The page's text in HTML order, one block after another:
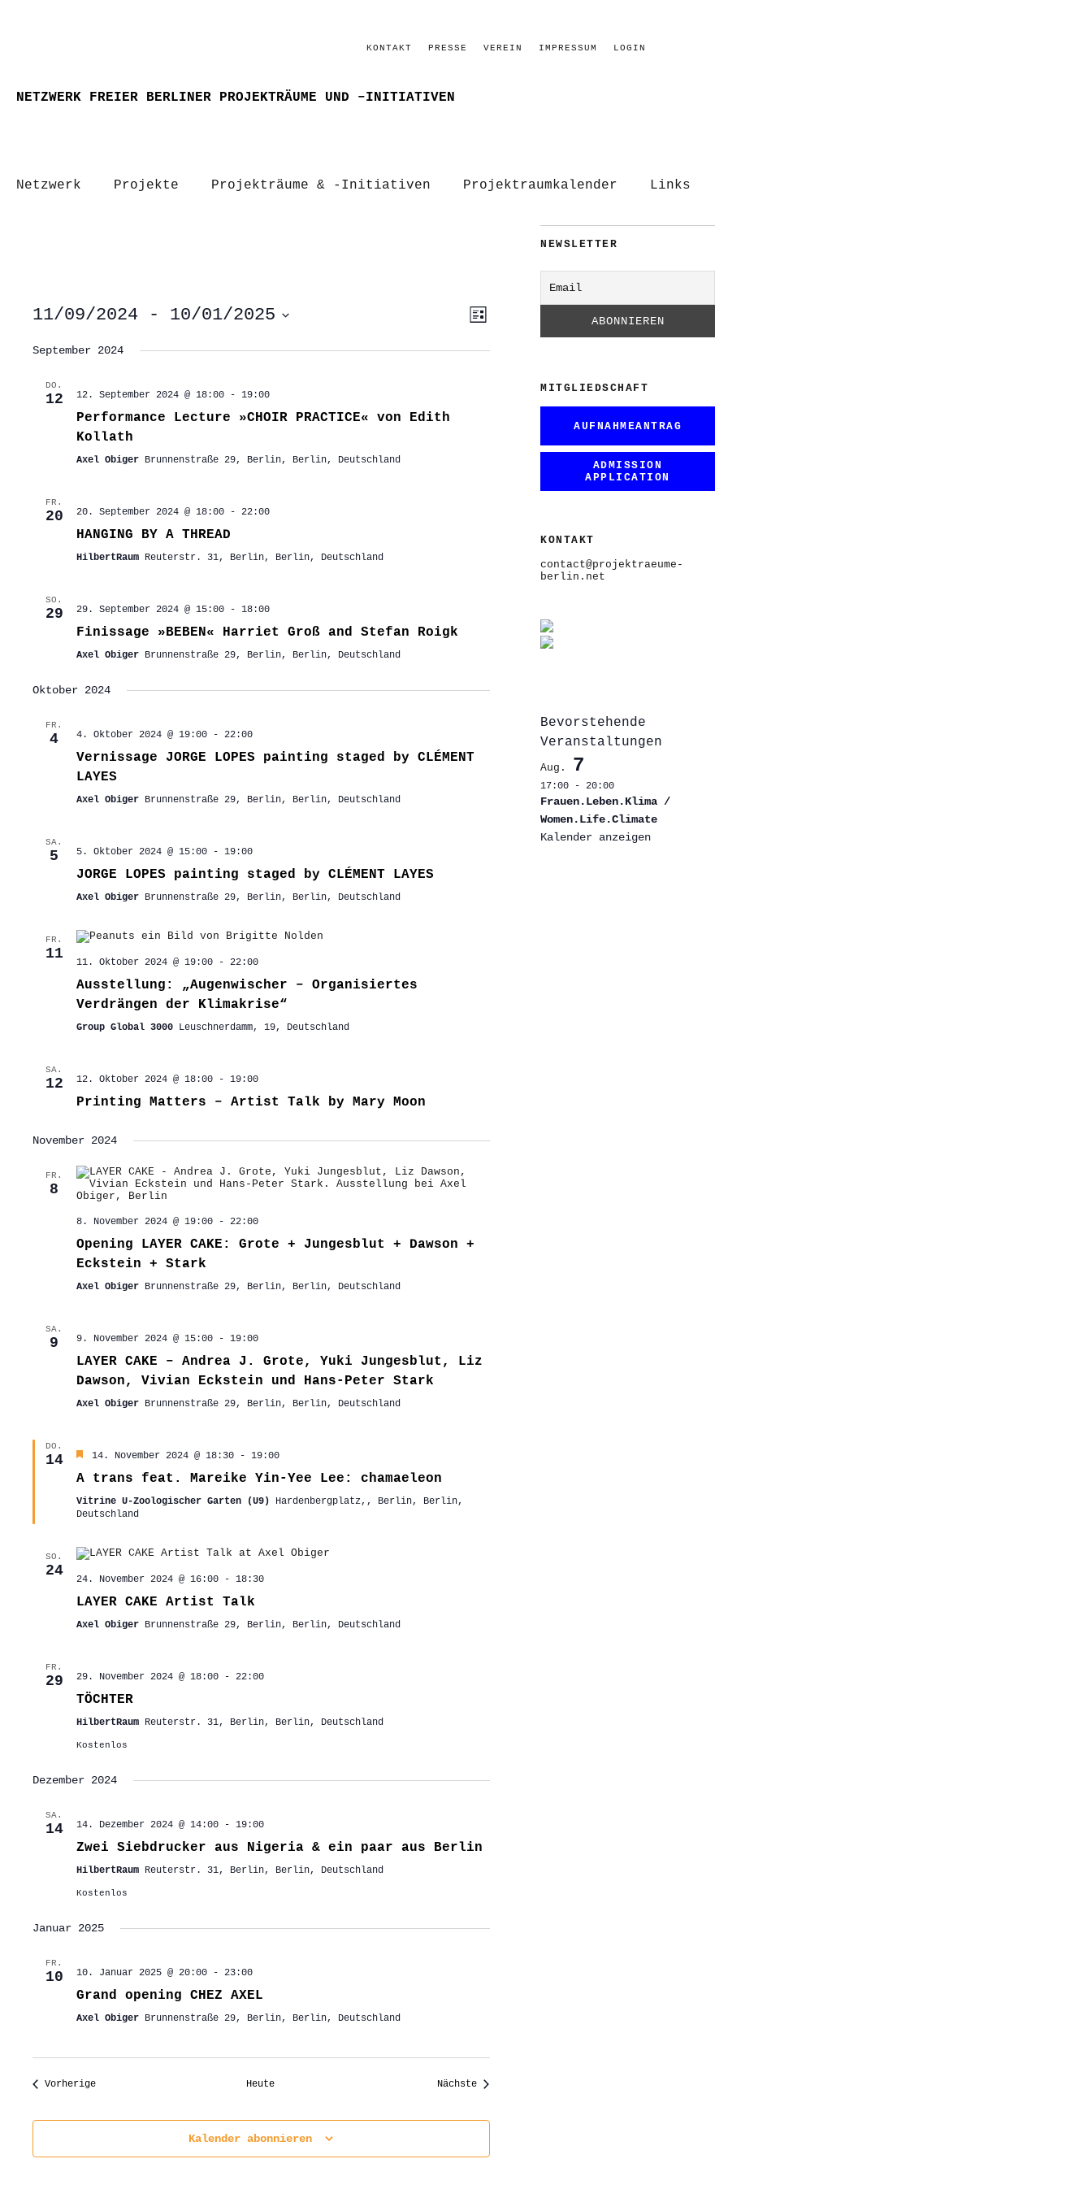
KONTAKT PRESSE VEREIN IMPRESSUM LOGIN
NETZWERK FREIER BERLINER PROJEKTRÄUME UND –INITIATIVEN
Netzwerk Projekte Projekträume & -Initiativen Projektraumkalender Links
ANSICHTEN-
NAVIGATION
VERANSTALTUNG
ANSICHTEN-
Liste
11/09/2024 - 10/01/2025
wählen.
September 2024
DO.
12 12. September 2024 @ 18:00- 19:00
Performance Lecture »CHOIR PRACTICE« von Edith
Kollath
Axel Obiger Brunnenstraße 29, Berlin, Berlin, Deutschland
FR.
20 20. September 2024 @ 18:00- 22:00
HANGING BY A THREAD
HilbertRaum Reuterstr. 31, Berlin, Berlin, Deutschland
SO.
29 29. September 2024 @ 15:00- 18:00
Finissage »BEBEN« Harriet Groß and Stefan Roigk
Axel Obiger Brunnenstraße 29, Berlin, Berlin, Deutschland
Oktober 2024
FR.
4 4. Oktober 2024 @ 19:00- 22:00
Vernissage JORGE LOPES painting staged by CLÉMENT
LAYES
Axel Obiger Brunnenstraße 29, Berlin, Berlin, Deutschland
SA.
5 5. Oktober 2024 @ 15:00- 19:00
JORGE LOPES painting staged by CLÉMENT LAYES
Axel Obiger Brunnenstraße 29, Berlin, Berlin, Deutschland
FR.
11
11. Oktober 2024 @ 19:00- 22:00
Ausstellung: „Augenwischer – Organisiertes
Verdrängen der Klimakrise“
Group Global 3000 Leuschnerdamm, 19, Deutschland
SA.
12 12. Oktober 2024 @ 18:00- 19:00
Printing Matters – Artist Talk by Mary Moon
November 2024
FR.
8
8. November 2024 @ 19:00- 22:00
Opening LAYER CAKE: Grote + Jungesblut + Dawson +
Eckstein + Stark
Axel Obiger Brunnenstraße 29, Berlin, Berlin, Deutschland
SA.
9 9. November 2024 @ 15:00- 19:00
LAYER CAKE – Andrea J. Grote, Yuki Jungesblut, Liz
Dawson, Vivian Eckstein und Hans-Peter Stark
Axel Obiger Brunnenstraße 29, Berlin, Berlin, Deutschland
DO.
14 Hervorgehoben
14. November 2024 @ 18:30- 19:00
A trans feat. Mareike Yin-Yee Lee: chamaeleon
Vitrine U-Zoologischer Garten (U9)
Hardenbergplatz,, Berlin, Berlin,
Deutschland
SO.
24
24. November 2024 @ 16:00- 18:30
LAYER CAKE Artist Talk
Axel Obiger Brunnenstraße 29, Berlin, Berlin, Deutschland
FR.
29 29. November 2024 @ 18:00- 22:00
TÖCHTER
HilbertRaum Reuterstr. 31, Berlin, Berlin, Deutschland
Kostenlos
Dezember 2024
SA.
14 14. Dezember 2024 @ 14:00- 19:00
Zwei Siebdrucker aus Nigeria & ein paar aus Berlin
HilbertRaum Reuterstr. 31, Berlin, Berlin, Deutschland
Kostenlos
Januar 2025
FR.
10 10. Januar 2025 @ 20:00- 23:00
Grand opening CHEZ AXEL
Axel Obiger Brunnenstraße 29, Berlin, Berlin, Deutschland
VorherigeVeranstaltungen Heute NächsteVeranstaltungen
Kalender abonnieren
NEWSLETTER
MITGLIEDSCHAFT
AUFNAHMEANTRAG
ADMISSION
APPLICATION
KONTAKT
contact@projektraeume-
berlin.net
Bevorstehende
Veranstaltungen
Aug. 7
17:00 - 20:00
Frauen.Leben.Klima /
Women.Life.Climate
Kalender anzeigen